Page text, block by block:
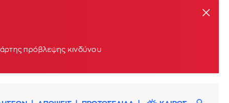
πρόβλεψης κινδύνου